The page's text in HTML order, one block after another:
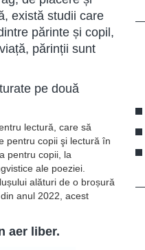
există studii care
părinte și copil,
părinții sunt
pe două
lectură, care să
pentru copii şi lectură în
pentru copii, la
ale poeziei.
alături de o broșură
anul 2022, acest
aer liber.